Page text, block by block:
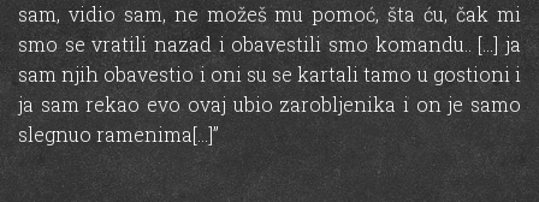
sam, vidio sam, ne možeš mu pomoć, šta ću, čak mi
smo se vratili nazad i obavestili smo komandu.. […] ja
sam njih obavestio i oni su se kartali tamo u gostioni i
ja sam rekao evo ovaj ubio zarobljenika i on je samo
slegnuo ramenima[…]”